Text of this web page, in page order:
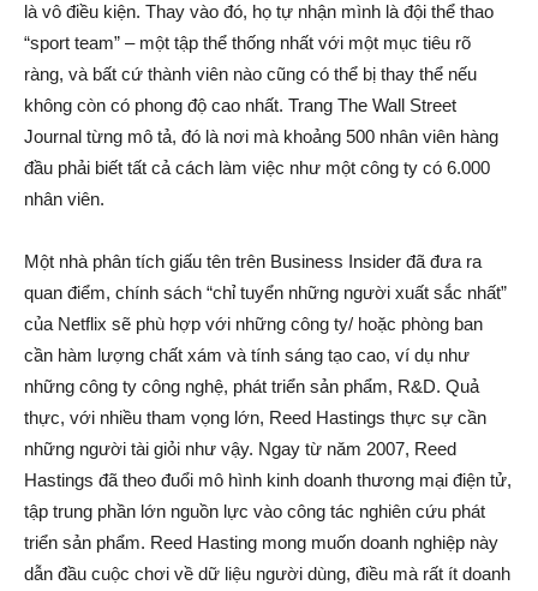
là vô điều kiện. Thay vào đó, họ tự nhận mình là đội thể thao
“sport team” – một tập thể thống nhất với một mục tiêu rõ
ràng, và bất cứ thành viên nào cũng có thể bị thay thể nếu
không còn có phong độ cao nhất. Trang The Wall Street
Journal từng mô tả, đó là nơi mà khoảng 500 nhân viên hàng
đầu phải biết tất cả cách làm việc như một công ty có 6.000
nhân viên.
Một nhà phân tích giấu tên trên Business Insider đã đưa ra
quan điểm, chính sách “chỉ tuyển những người xuất sắc nhất”
của Netflix sẽ phù hợp với những công ty/ hoặc phòng ban
cần hàm lượng chất xám và tính sáng tạo cao, ví dụ như
những công ty công nghệ, phát triển sản phẩm, R&D. Quả
thực, với nhiều tham vọng lớn, Reed Hastings thực sự cần
những người tài giỏi như vậy. Ngay từ năm 2007, Reed
Hastings đã theo đuổi mô hình kinh doanh thương mại điện tử,
tập trung phần lớn nguồn lực vào công tác nghiên cứu phát
triển sản phẩm. Reed Hasting mong muốn doanh nghiệp này
dẫn đầu cuộc chơi về dữ liệu người dùng, điều mà rất ít doanh